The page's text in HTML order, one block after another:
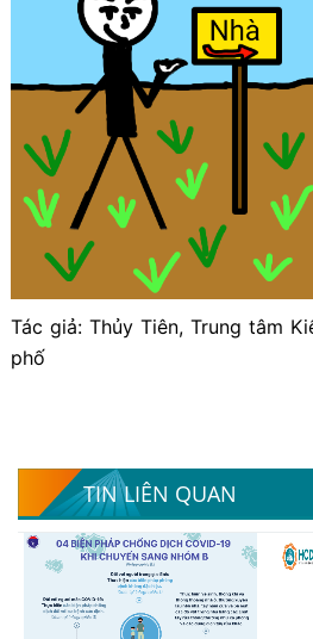
Tác giả: Thủy Tiên, Trung tâm
phố
TIN LIÊN QUAN